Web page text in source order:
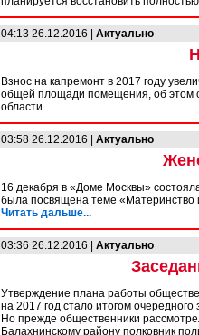
04:13 26.12.2016 | Актуально
Взнос на капремонт в 2017 году
общей площади помещения, об этом
области.
03:58 26.12.2016 | Актуально
16 декабря в «Доме Москвы»
была посвящена теме «Материнство
Читать дальше...
03:36 26.12.2016 | Актуально
Утверждение плана работы
на 2017 год стало итогом очередного
Но прежде общественники
Балахнинскому району полковник